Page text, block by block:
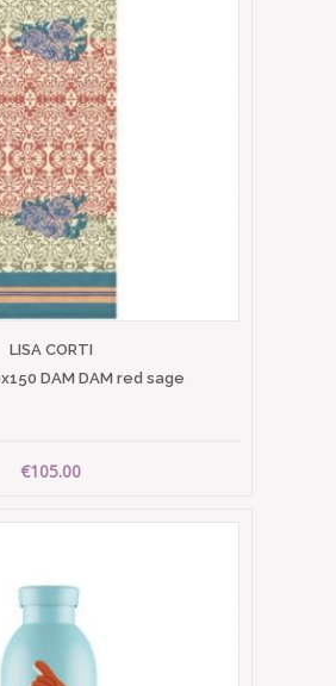
LISA CORTI
DAM DAM red sage
€105.00